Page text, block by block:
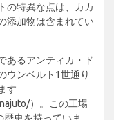
の特異な点は、カカ
添加物は含まれてい
あるアンティカ・ド
ウンベルト1世通り
す
）。この工場
史を持っていま